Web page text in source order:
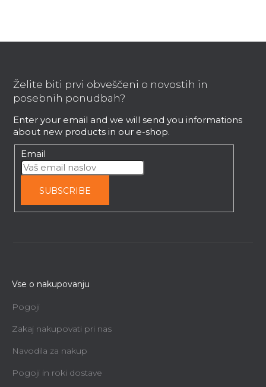
Želite biti prvi obveščeni o novostih in
posebnih ponudbah?
Enter your email and we will send you informations
about new products in our e-shop.
Email
SUBSCRIBE
Vse o nakupovanju
Pogoji
Zakaj nakupovati pri nas
Navodila za nakup
Pogoji in roki dostave